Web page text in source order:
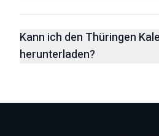
Kann ich den Thüringen
herunterladen?